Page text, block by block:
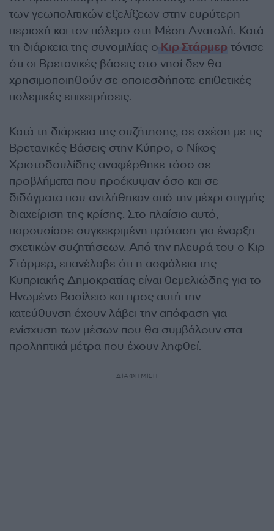
των γεωπολιτικών εξελίξεων στην ευρύτερη
περιοχή και τον πόλεμο στη Μέση Ανατολή. Κατά
τη διάρκεια της συνομιλίας ο Κιρ Στάρμερ τόνισε
ότι οι Βρετανικές βάσεις στο νησί δεν θα
χρησιμοποιηθούν σε οποιεσδήποτε επιθετικές
πολεμικές επιχειρήσεις.
Κατά τη διάρκεια της συζήτησης, σε σχέση με τις
Βρετανικές Βάσεις στην Κύπρο, ο Νίκος
Χριστοδουλίδης αναφέρθηκε τόσο σε
προβλήματα που προέκυψαν όσο και σε
διδάγματα που αντλήθηκαν από την μέχρι στιγμής
διαχείριση της κρίσης. Στο πλαίσιο αυτό,
παρουσίασε συγκεκριμένη πρόταση για έναρξη
σχετικών συζητήσεων. Από την πλευρά του ο Κιρ
Στάρμερ, επανέλαβε ότι η ασφάλεια της
Κυπριακής Δημοκρατίας είναι θεμελιώδης για το
Ηνωμένο Βασίλειο και προς αυτή την
κατεύθυνση έχουν λάβει την απόφαση για
ενίσχυση των μέσων που θα συμβάλουν στα
προληπτικά μέτρα που έχουν ληφθεί.
ΔΙΑΦΗΜΙΣΗ